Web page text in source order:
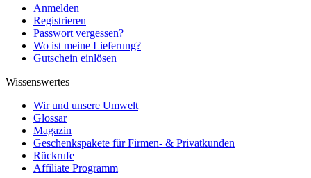
Anmelden
Registrieren
Passwort vergessen?
Wo ist meine Lieferung?
Gutschein einlösen
Wissenswertes
Wir und unsere Umwelt
Glossar
Magazin
Geschenkspakete für Firmen- & Privatkunden
Rückrufe
Affiliate Programm